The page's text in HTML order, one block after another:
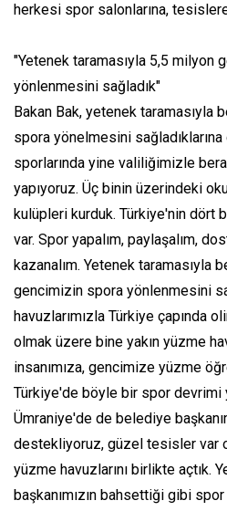
herkesi spor salonlarına,
"Yetenek taramasıyla 5,5 milyon
yönlenmesini sağladık"
Bakan Bak, yetenek taramasıyla
spora yönelmesini sağladıklarına
sporlarında yine valiliğimizle
yapıyoruz. Üç binin üzerindeki
kulüpleri kurduk. Türkiye'nin dört
var. Spor yapalım, paylaşalım,
kazanalım. Yetenek taramasıyla
gencimizin spora yönlenmesini
havuzlarımızla Türkiye çapında
olmak üzere bine yakın yüzme
insanımıza, gencimize yüzme
Türkiye'de böyle bir spor devrimi
Ümraniye'de de belediye
destekliyoruz, güzel tesisler var
yüzme havuzlarını birlikte açtık.
başkanımızın bahsettiği gibi spor